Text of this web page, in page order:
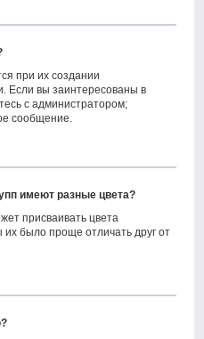
при их создании
Если вы заинтересованы в
с администратором;
сообщение.
имеют разные цвета?
присваивать цвета
их было проще отличать друг от